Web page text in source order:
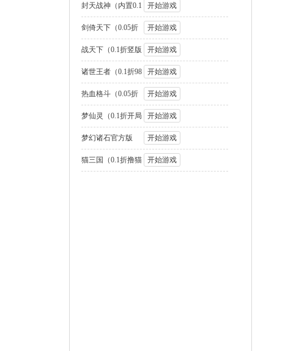
限代金版）
封天战神（内置0.1
折1W免费版
开始游戏
剑倚天下（0.05折
送SSS神将
开始游戏
战天下（0.1折竖版
街机连招）
开始游戏
诸世王者（0.1折98
元速通版）
开始游戏
热血格斗（0.05折
GM定制版）
开始游戏
梦仙灵（0.1折开局
送足球宝贝）
开始游戏
梦幻诸石官方版
（0.05折圆梦高
开始游戏
猫三国（0.1折撸猫 开始游戏